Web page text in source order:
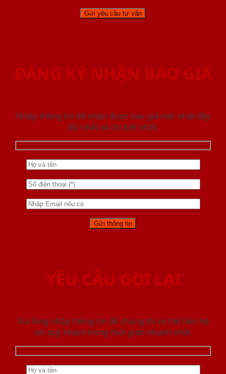
ĐĂNG KÝ NHẬN BÁO GIÁ
Nhập thông tin để nhận được báo giá mới nhât đầy
đủ nhất và chi tiết nhất.
YÊU CẦU GỌI LẠI
Vui lòng nhập thông tin để chúng tôi có thể liên hệ
với quý khách trong thời gian nhanh nhất.